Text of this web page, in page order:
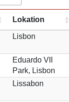
Lokation
Lisbon
Eduardo VII
Park, Lisbon
Lissabon